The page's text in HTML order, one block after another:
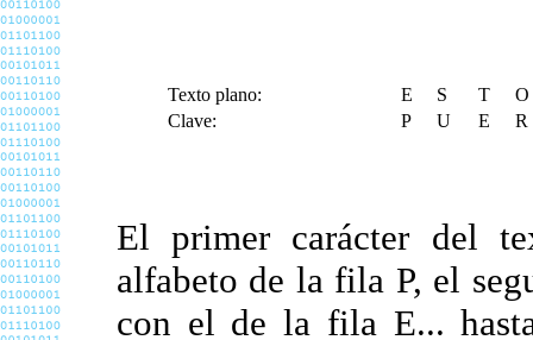
Texto plano: E S T
O
Clave:
P U E R
El primer carácter del
alfabeto de la fila P, el
con el de la fila E...